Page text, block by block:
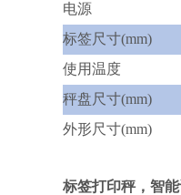
电源
标签尺寸(mm)
使用温度
秤盘尺寸(mm)
外形尺寸(mm)
标签打印秤，智